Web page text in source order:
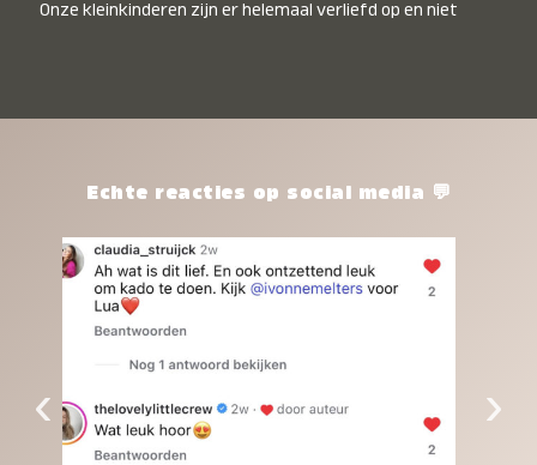
Onze kleinkinderen zijn er helemaal verliefd op en niet
het waard.Echte reacties op social media 💬
‹ ›